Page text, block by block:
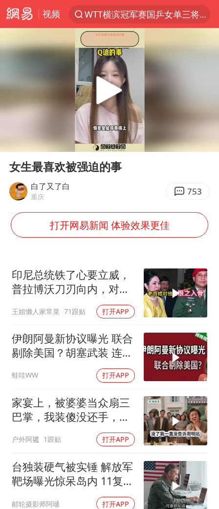
视频
WTT横滨冠军赛国乒女单三将晋级四强
光影经济撬动暑期消费新蓝海
大V：马科斯把路走绝了
白海豚将正面袭击贯穿浙江
情侣在平潭拍日出时坠崖致一死一伤
杭州全市有序停课
《欢迎来龙餐馆》口碑
酒店花洒现排泄物住客索赔遭拒
夏日经济乘“热”而上 消费市场向“新”而行
身体出现这几个信号可能是肝在求救
宇树王兴兴被问了360多个问题
全民健身事业高质量发展
上四休三，但降薪1000元，你接受吗？
乐享全民健身 共筑健康中国
Play
00:00 00:33
女生最喜欢被强迫的事
白了又了白
重庆 753
打开网易新闻 体验效果更佳
印尼总统铁了心要立威，
普拉博沃刀刃向内，对准
王姐懒人家常菜 71跟贴 打开APP
伊朗阿曼新协议曝光 联合
剔除美国？胡塞武装 连攻
2天酿32死｜介文汲.黄介
正.栗正杰｜辣晚报
20260808
蛙哇WW 打开APP
家宴上，被婆婆当众扇三
巴掌，我装傻没还手，悄
悄卖别墅搬家，8天后丈
夫全家10人被新户主请出
家门
户外阿毽 1跟贴 打开APP
台独装硬气被实锤 解放军
靶场曝光惊呆岛内 11复刻
台北城反登陆演练全公开
邮轮摄影师阿嗵 打开APP